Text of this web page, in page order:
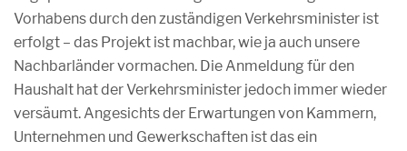
Vorhabens durch den zuständigen Verkehrsminister ist
erfolgt – das Projekt ist machbar, wie ja auch unsere
Nachbarländer vormachen. Die Anmeldung für den
Haushalt hat der Verkehrsminister jedoch immer wieder
versäumt. Angesichts der Erwartungen von Kammern,
Unternehmen und Gewerkschaften ist das ein